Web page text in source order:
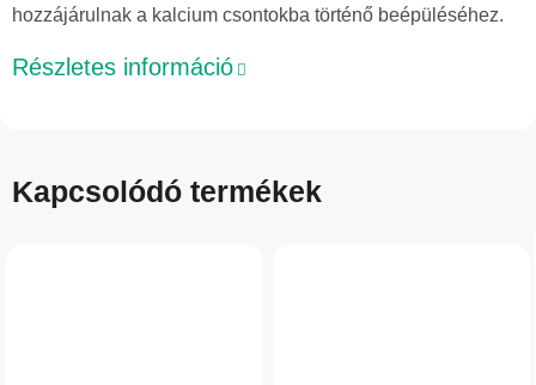
hozzájárulnak a kalcium csontokba történő beépüléséhez.
Részletes információ
Kapcsolódó termékek